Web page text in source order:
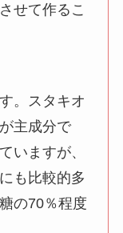
せて作るこ
。スタキオ
主成分で
いますが、
も比較的多
の70％程度